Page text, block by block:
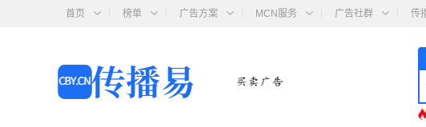
首页 榜单 广告方案 MCN服务 广告社群 传